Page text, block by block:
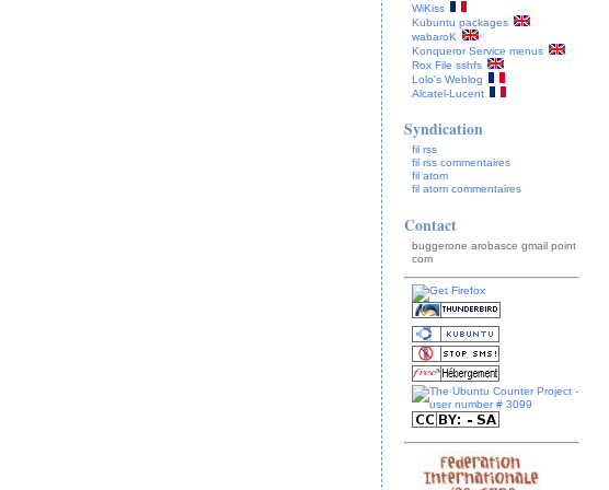
WiKiss
Kubuntu packages
wabaroK
Konqueror Service menus
Rox File sshfs
Lolo's Weblog
Alcatel-Lucent
Syndication
fil rss
fil rss commentaires
fil atom
fil atom commentaires
Contact
buggerone arobasce gmail point
com